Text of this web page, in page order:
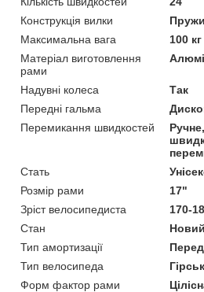
Конструкція вилки
Максимальна вага
100 кг
Матеріал виготовлення
рами
Надувні колеса
Так
Передні гальма
Перемикання швидкостей
Стать
Розмір рами
17"
Зріст велосипедиста
170-
Стан
Новий
Тип амортизації
Тип велосипеда
Форм фактор рами